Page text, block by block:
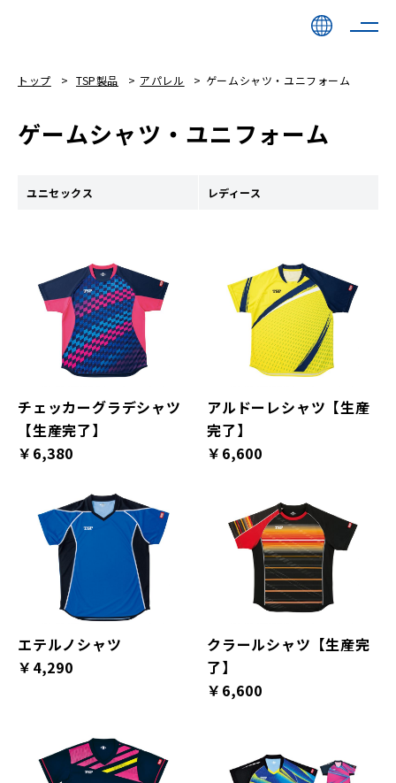
トップ TSP製品 アパレル ゲームシャツ・ユニフォーム
ゲームシャツ・ユニフォーム
ユニセックス レディース
チェッカーグラデシャツ
【生産完了】
￥6,380
アルドーレシャツ【生産
完了】
￥6,600
エテルノシャツ
￥4,290
クラールシャツ【生産完
了】
￥6,600